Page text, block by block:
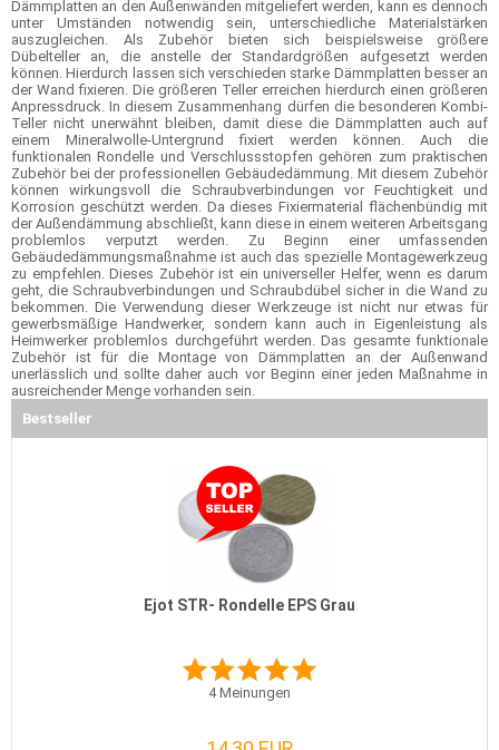
Dämmplatten an den Außenwänden mitgeliefert werden, kann es dennoch
unter Umständen notwendig sein, unterschiedliche Materialstärken
auszugleichen. Als Zubehör bieten sich beispielsweise größere
Dübelteller an, die anstelle der Standardgrößen aufgesetzt werden
können. Hierdurch lassen sich verschieden starke Dämmplatten besser an
der Wand fixieren. Die größeren Teller erreichen hierdurch einen größeren
Anpressdruck. In diesem Zusammenhang dürfen die besonderen Kombi-
Teller nicht unerwähnt bleiben, damit diese die Dämmplatten auch auf
einem Mineralwolle-Untergrund fixiert werden können. Auch die
funktionalen Rondelle und Verschlussstopfen gehören zum praktischen
Zubehör bei der professionellen Gebäudedämmung. Mit diesem Zubehör
können wirkungsvoll die Schraubverbindungen vor Feuchtigkeit und
Korrosion geschützt werden. Da dieses Fixiermaterial flächenbündig mit
der Außendämmung abschließt, kann diese in einem weiteren Arbeitsgang
problemlos verputzt werden. Zu Beginn einer umfassenden
Gebäudedämmungsmaßnahme ist auch das spezielle Montagewerkzeug
zu empfehlen. Dieses Zubehör ist ein universeller Helfer, wenn es darum
geht, die Schraubverbindungen und Schraubdübel sicher in die Wand zu
bekommen. Die Verwendung dieser Werkzeuge ist nicht nur etwas für
gewerbsmäßige Handwerker, sondern kann auch in Eigenleistung als
Heimwerker problemlos durchgeführt werden. Das gesamte funktionale
Zubehör ist für die Montage von Dämmplatten an der Außenwand
unerlässlich und sollte daher auch vor Beginn einer jeden Maßnahme in
ausreichender Menge vorhanden sein.
Bestseller
Ejot STR- Rondelle EPS Grau
4Meinungen